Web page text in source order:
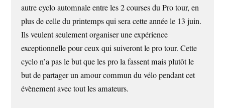
autre cyclo automnale entre les 2 courses du Pro tour, en
plus de celle du printemps qui sera cette année le 13 juin.
Ils veulent seulement organiser une expérience
exceptionnelle pour ceux qui suiveront le pro tour. Cette
cyclo n’a pas le but que les pro la fassent mais plutôt le
but de partager un amour commun du vélo pendant cet
évènement avec tout les amateurs.